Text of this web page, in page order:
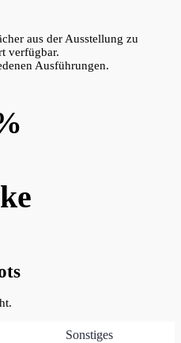
aus der Ausstellung zu
verfügbar.
Ausführungen.
Sonstiges